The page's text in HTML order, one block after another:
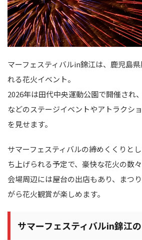
マーフェスティバルin錦江は、鹿児島
れる花火イベント。
2026年は田代中央運動公園で開催され
などのステージイベントやアトラクシ
を見せます。
サマーフェスティバルの締めくくりと
ち上げられる予定で、豪快な花火の数
会場周辺には屋台の出店もあり、まつ
がら花火観賞が楽しめます。
サマーフェスティバルin錦江